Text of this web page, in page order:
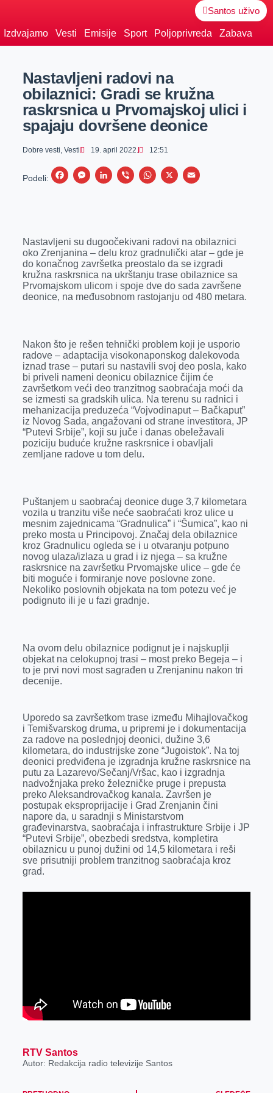
Santos uživo
Izdvajamo Vesti Emisije Sport Poljoprivreda Zabava
Nastavljeni radovi na
obilaznici: Gradi se kružna
raskrsnica u Prvomajskoj ulici i
spajaju dovršene deonice
Dobre vesti, Vesti 19. april 2022. 12:51
Podeli:
F
b
o
o
k
M
e
n
g
e
L
e
d
I
n
V
r
W
s
A
p
p
X
E
l
Nastavljeni su dugoočekivani radovi na obilaznici
oko Zrenjanina – delu kroz gradnulički atar – gde je
do konačnog završetka preostalo da se izgradi
kružna raskrsnica na ukrštanju trase obilaznice sa
Prvomajskom ulicom i spoje dve do sada završene
deonice, na međusobnom rastojanju od 480 metara.
Nakon što je rešen tehnički problem koji je usporio
radove – adaptacija visokonaponskog dalekovoda
iznad trase – putari su nastavili svoj deo posla, kako
bi priveli nameni deonicu obilaznice čijim će
završetkom veći deo tranzitnog saobraćaja moći da
se izmesti sa gradskih ulica. Na terenu su radnici i
mehanizacija preduzeća “Vojvodinaput – Bačkaput”
iz Novog Sada, angažovani od strane investitora, JP
“Putevi Srbije”, koji su juče i danas obeležavali
poziciju buduće kružne raskrsnice i obavljali
zemljane radove u tom delu.
Puštanjem u saobraćaj deonice duge 3,7 kilometara
vozila u tranzitu više neće saobraćati kroz ulice u
mesnim zajednicama “Gradnulica” i “Šumica”, kao ni
preko mosta u Principovoj. Značaj dela obilaznice
kroz Gradnulicu ogleda se i u otvaranju potpuno
novog ulaza/izlaza u grad i iz njega – sa kružne
raskrsnice na završetku Prvomajske ulice – gde će
biti moguće i formiranje nove poslovne zone.
Nekoliko poslovnih objekata na tom potezu već je
podignuto ili je u fazi gradnje.
Na ovom delu obilaznice podignut je i najskuplji
objekat na celokupnoj trasi – most preko Begeja – i
to je prvi novi most sagrađen u Zrenjaninu nakon tri
decenije.
Uporedo sa završetkom trase između Mihajlovačkog
i Temišvarskog druma, u pripremi je i dokumentacija
za radove na poslednjoj deonici, dužine 3,6
kilometara, do industrijske zone “Jugoistok”. Na toj
deonici predviđena je izgradnja kružne raskrsnice na
putu za Lazarevo/Sečanj/Vršac, kao i izgradnja
nadvožnjaka preko železničke pruge i prepusta
preko Aleksandrovačkog kanala. Završen je
postupak eksproprijacije i Grad Zrenjanin čini
napore da, u saradnji s Ministarstvom
građevinarstva, saobraćaja i infrastrukture Srbije i JP
“Putevi Srbije”, obezbedi sredstva, kompletira
obilaznicu u punoj dužini od 14,5 kilometara i reši
sve prisutniji problem tranzitnog saobraćaja kroz
grad.
RTV Santos
Autor: Redakcija radio televizije Santos